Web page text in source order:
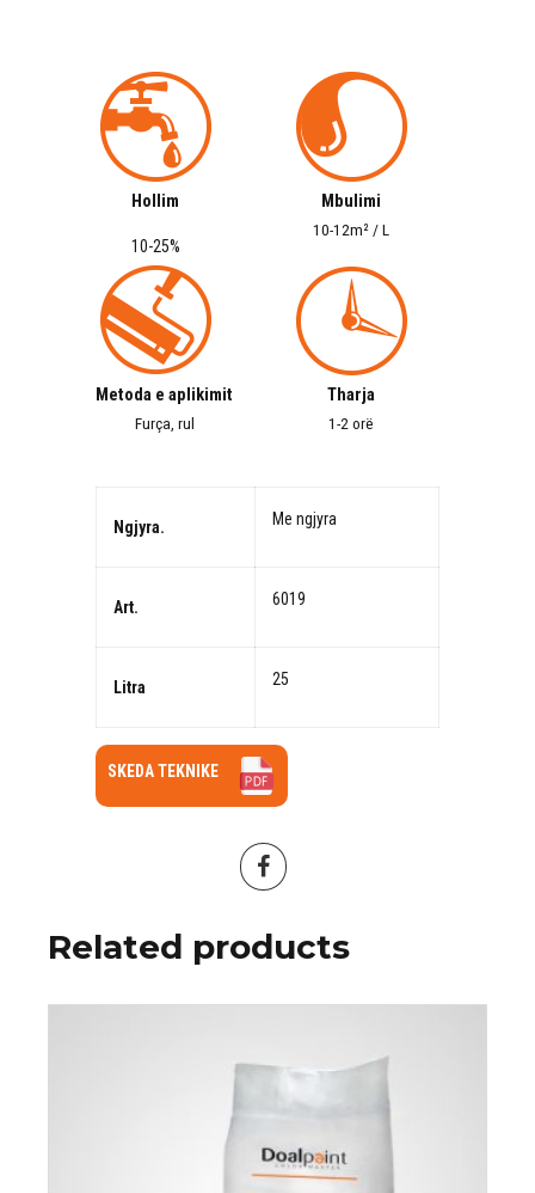
Hollim
10-25%
Mbulimi
10-12m² / L
Metoda e aplikimit
Furça, rul
Tharja
1-2 orë
Ngjyra. Me ngjyra
Art. 6019
Litra 25
SKEDA TEKNIKE
Related products